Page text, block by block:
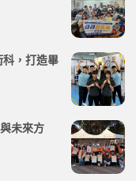
科，打造畢
未來方